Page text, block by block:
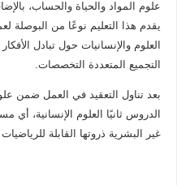
علوم المواد والحياة والحساب،
يقدم هذا التعليم نوعًا من البوصلة
العلوم والإنسانيات حول تبادل
التجميع المتعددة التخصصات.
بعد تناول التعقيد في العمل ضمن
الدروس ثانيًا العلوم الإنسانية، أي
غير البشرية ذروتها القابلة